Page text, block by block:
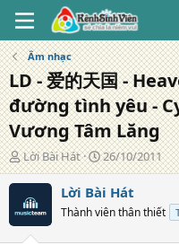
Âm nhạc
LD - 爱的天国 -
đường tình yêu -
Vương Tâm Lăng
T
á
c
g
i
ả
Lời Bài Hát
N
g
à
y
đ
26/10/2011
Lời Bài Hát
Thành viên thân thiết